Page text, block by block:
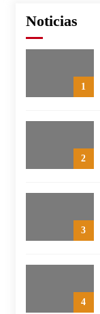
Noticias
1
2
3
4